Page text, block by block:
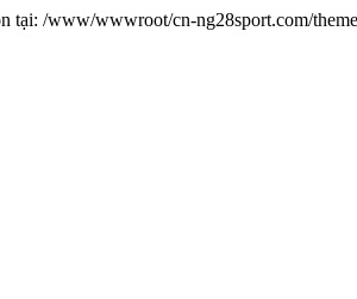
tại: /www/wwwroot/cn-ng28sport.com/